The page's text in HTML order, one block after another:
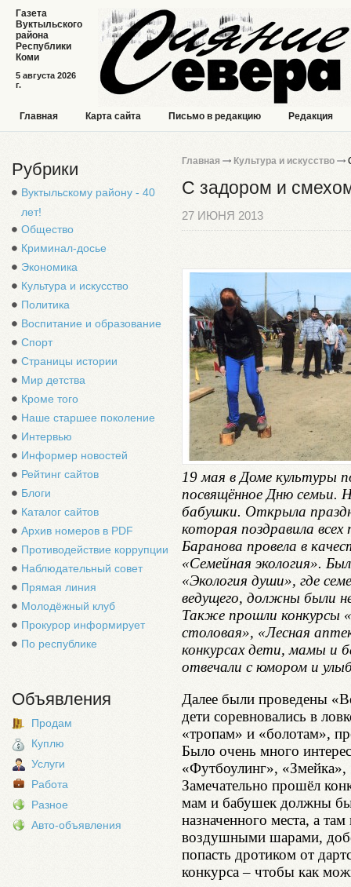
5 августа 2026
г.
Газета
Вуктыльского
района
Республики
Коми
Главная Карта сайта Письмо в редакцию Редакция
Рубрики
Вуктыльскому району - 40
лет!
Общество
Криминал-досье
Экономика
Культура и искусство
Политика
Воспитание и образование
Спорт
Страницы истории
Мир детства
Кроме того
Наше старшее поколение
Интервью
Информер новостей
Рейтинг сайтов
Блоги
Каталог сайтов
Архив номеров в PDF
Противодействие коррупции
Наблюдательный совет
Прямая линия
Молодёжный клуб
Прокурор информирует
По республике
Объявления
Продам
Куплю
Услуги
Работа
Разное
Авто-объявления
Главная Культура и искусство
С задором и
27 ИЮНЯ 2013
19 мая в Доме культуры
посвящённое Дню семьи.
бабушки. Открыла
которая поздравила
Баранова провела в
«Семейная экология».
«Экология души», где
ведущего, должны были
Также прошли конкурсы
столовая», «Лесная
конкурсах дети, мамы и
отвечали с юмором и
Далее были проведены
дети соревновались в
«тропам» и «болотам»,
Было очень много
«Футбоулинг»,
Замечательно прошёл
мам и бабушек должны
назначенного места, а
воздушными шарами,
попасть дротиком от
конкурса – чтобы как